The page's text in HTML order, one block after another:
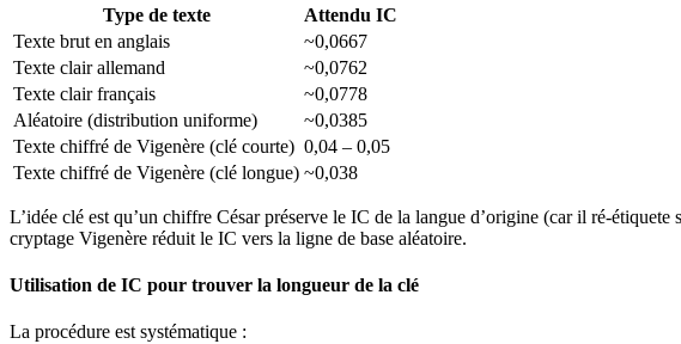
Type de texte
Attendu IC
Texte brut en anglais
~0,0667
Texte clair allemand
~0,0762
Texte clair français
~0,0778
Aléatoire (distribution uniforme)
~0,0385
Texte chiffré de Vigenère (clé courte) 0,04 – 0,05
Texte chiffré de Vigenère (clé longue) ~0,038
L’idée clé est qu’un chiffre César préserve le IC de la langue d’origine (car il ré-
cryptage Vigenère réduit le IC vers la ligne de base aléatoire.
Utilisation de IC pour trouver la longueur de la clé
La procédure est systématique :